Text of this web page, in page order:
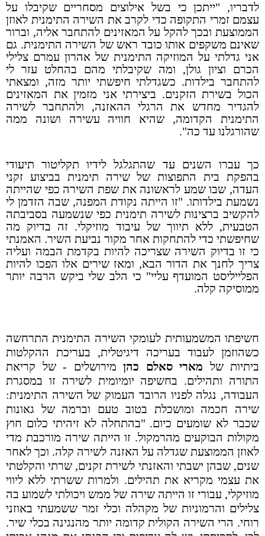
לדבריו, "ייתכן כי בשל אילוצים מסחריים שקיבלו על
עצמם זמרי התקופה כדי לקרב את השירה התימנית לאוזן
הממוצעת ובכך להקל על המאזינים להתחבר אליה, וברור
שאינם משקפים אותו כובד ראש של השירה התימנית. גם
אני גדלתי על המוזיקה התימנית של אהרון עמרם צלילי
הכרם וציון גולן, ומה שקיבלתי מהם בהחלט עזר לי
להתחבר בילדות. כשגדלתי חיפשתי יותר מזה, ומצאתי
הכול בשירת הזקנים. ביצירתי אני מזמין את המאזינים
להגדיר מחדש את הרגלי ההאזנה, ולהתחבר לשירה
התימנית הקדומה, שהיא חוויה עשירה ושונה ממה
שהורגלנו עד כה".
כך עברו השנים עד שהתגלגל לידיו תקליטור תיעודי
בהפקת בית התפוצות של שירה תימנית בביצוע זקני
העדה, שבו שמע לראשונה את שפת השירה כפי שהייתה
נשמעת בילדותו. "זו הייתה נקודת המפנה, שבה הזדמן לי
להקשיב ברצינות לשירה תימנית כפי שנשמעה בסביבתה
הטבעית, ללא תיווך של עיבוד מוזיקלי. זה בדיוק מה
שחיפשתי כדי להתחקות אחר מקור נביעת השיר. האמנתי
כי זו בדיוק השירה שצריכה להיות בקדמת הבמה ועליה
צריך לחנך את הדור הבא, ומאז שירים אלו הפכו להיות
הפלייליסט המועדף עליי" כי הלב שלי ביקש הרבה יותר
ממוסיקה קלה.
חשיפתו המשמעותית לעומקי השירה התימנית התרחשה
כשהוזמן לעבוד בעריכה דיגיטלית, בעריכת ההקלטות
ביתיות של מארי סאלם כהן מירושלים - של קריאת
התורה ותהילים. בחשיפה יומיומית לשירה זו במסגרת
העבודה, נגלה לפניו הרובד העמוק של השירה התימנית:
שירה חכמה ומושכלת בטוב טעם וברמה של גאונות
שכבר לא שומעים כיום. "בהתחלה לא זיהיתי כלום חוץ
מקולות הבוקעים מהרמקול. זו הייתה שירה מורכבת מדי
לאוזן הממוצעת שגדלה על האזנה לשירה קלה. וכך לאחר
שנים, שבהן ישבתי והאזנתי לשירת זקנים, שרתי והקלטתי
את עצמי מקריא את תהילים. ולמרות ששרתי ללא ליווי
מוזיקלי, עבורי זו הייתה שירה של ממש ויכולתי לשמוע בה
צלילים והרמוניות של מקהלה וכלי זמר ששמעתי באוזני
רוחי. הרי השירה הקולית קדומה יותר מהנגינה בכלי שיר.